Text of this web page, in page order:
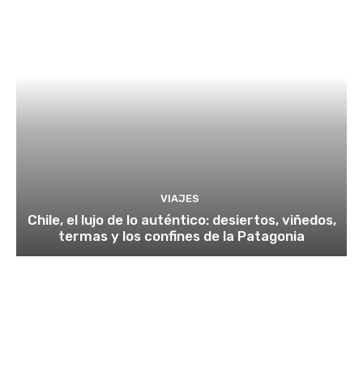
VIAJES
Chile, el lujo de lo auténtico: desiertos, viñedos,
termas y los confines de la Patagonia